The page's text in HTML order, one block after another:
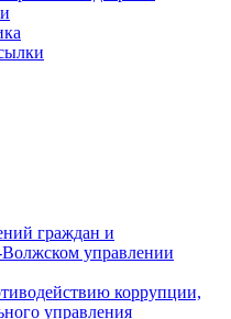
граждан и
управлении
коррупции,
управления